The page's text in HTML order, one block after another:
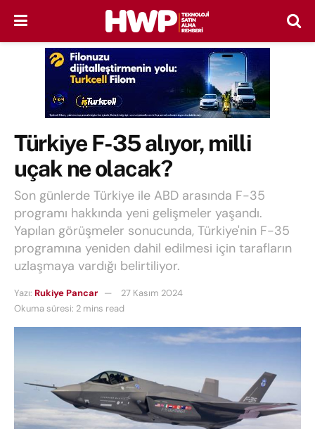
Türkiye F-35 alıyor, milli
uçak ne olacak?
Son günlerde Türkiye ile ABD arasında F-35
programı hakkında yeni gelişmeler yaşandı.
Yapılan görüşmeler sonucunda, Türkiye'nin F-35
programına yeniden dahil edilmesi için tarafların
uzlaşmaya vardığı belirtiliyor.
Yazı: Rukiye Pancar
27 Kasım 2024
Okuma süresi: 2 mins read